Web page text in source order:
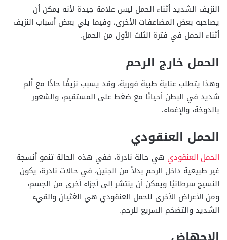
النزيف الشديد أثناء الحمل ليس علامة جيدة لأنه يمكن أن
يصاحبه بعض المضاعفات الأخرى، وفيما يلي بعض أسباب النزيف
أثناء الحمل في فترة الثلث الأول من الحمل.
الحمل خارج الرحم
وهذا يتطلب عناية طبية فورية، وقد يسبب نزيفًا حادًا مع ألم
شديد في البطن أحيانًا مع ضغط على المستقيم، والشعور
بالدوخة، والإغماء.
الحمل العنقودي
الحمل العنقودي هي حالة نادرة، ففي هذه الحالة تنمو أنسجة
غير طبيعية داخل الرحم بدلاً من الجنين، في حالات نادرة، يكون
النسيج سرطانيًا ويمكن أن ينتشر إلى أجزاء أخرى من الجسم،
ومن الأعراض الأخرى للحمل العنقودي هي الغثيان والقيء
الشديد والتضخم السريع للرحم.